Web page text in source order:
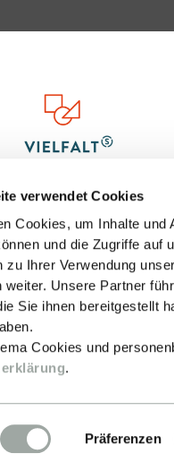
verwendet Cookies
Cookies, um Inhalte
und die Zugriffe auf
zu Ihrer Verwendung
weiter. Unsere Partner
Sie ihnen bereitgestellt
Cookies und
.
Präferenzen